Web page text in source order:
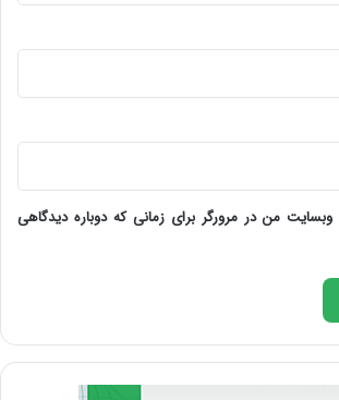
وبسایت من در مرورگر برای زمانی که دوباره دیدگاهی